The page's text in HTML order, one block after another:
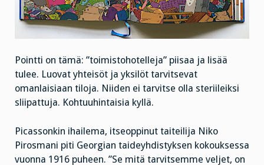
Pointti on tämä: ”toimistohotelleja” piisaa ja lisää
tulee. Luovat yhteisöt ja yksilöt tarvitsevat
omanlaisiaan tiloja. Niiden ei tarvitse olla steriileiksi
sliipattuja. Kohtuuhintaisia kyllä.
Picassonkin ihailema, itseoppinut taiteilija Niko
Pirosmani piti Georgian taideyhdistyksen kokouksessa
vuonna 1916 puheen. ”Se mitä tarvitsemme veljet, on